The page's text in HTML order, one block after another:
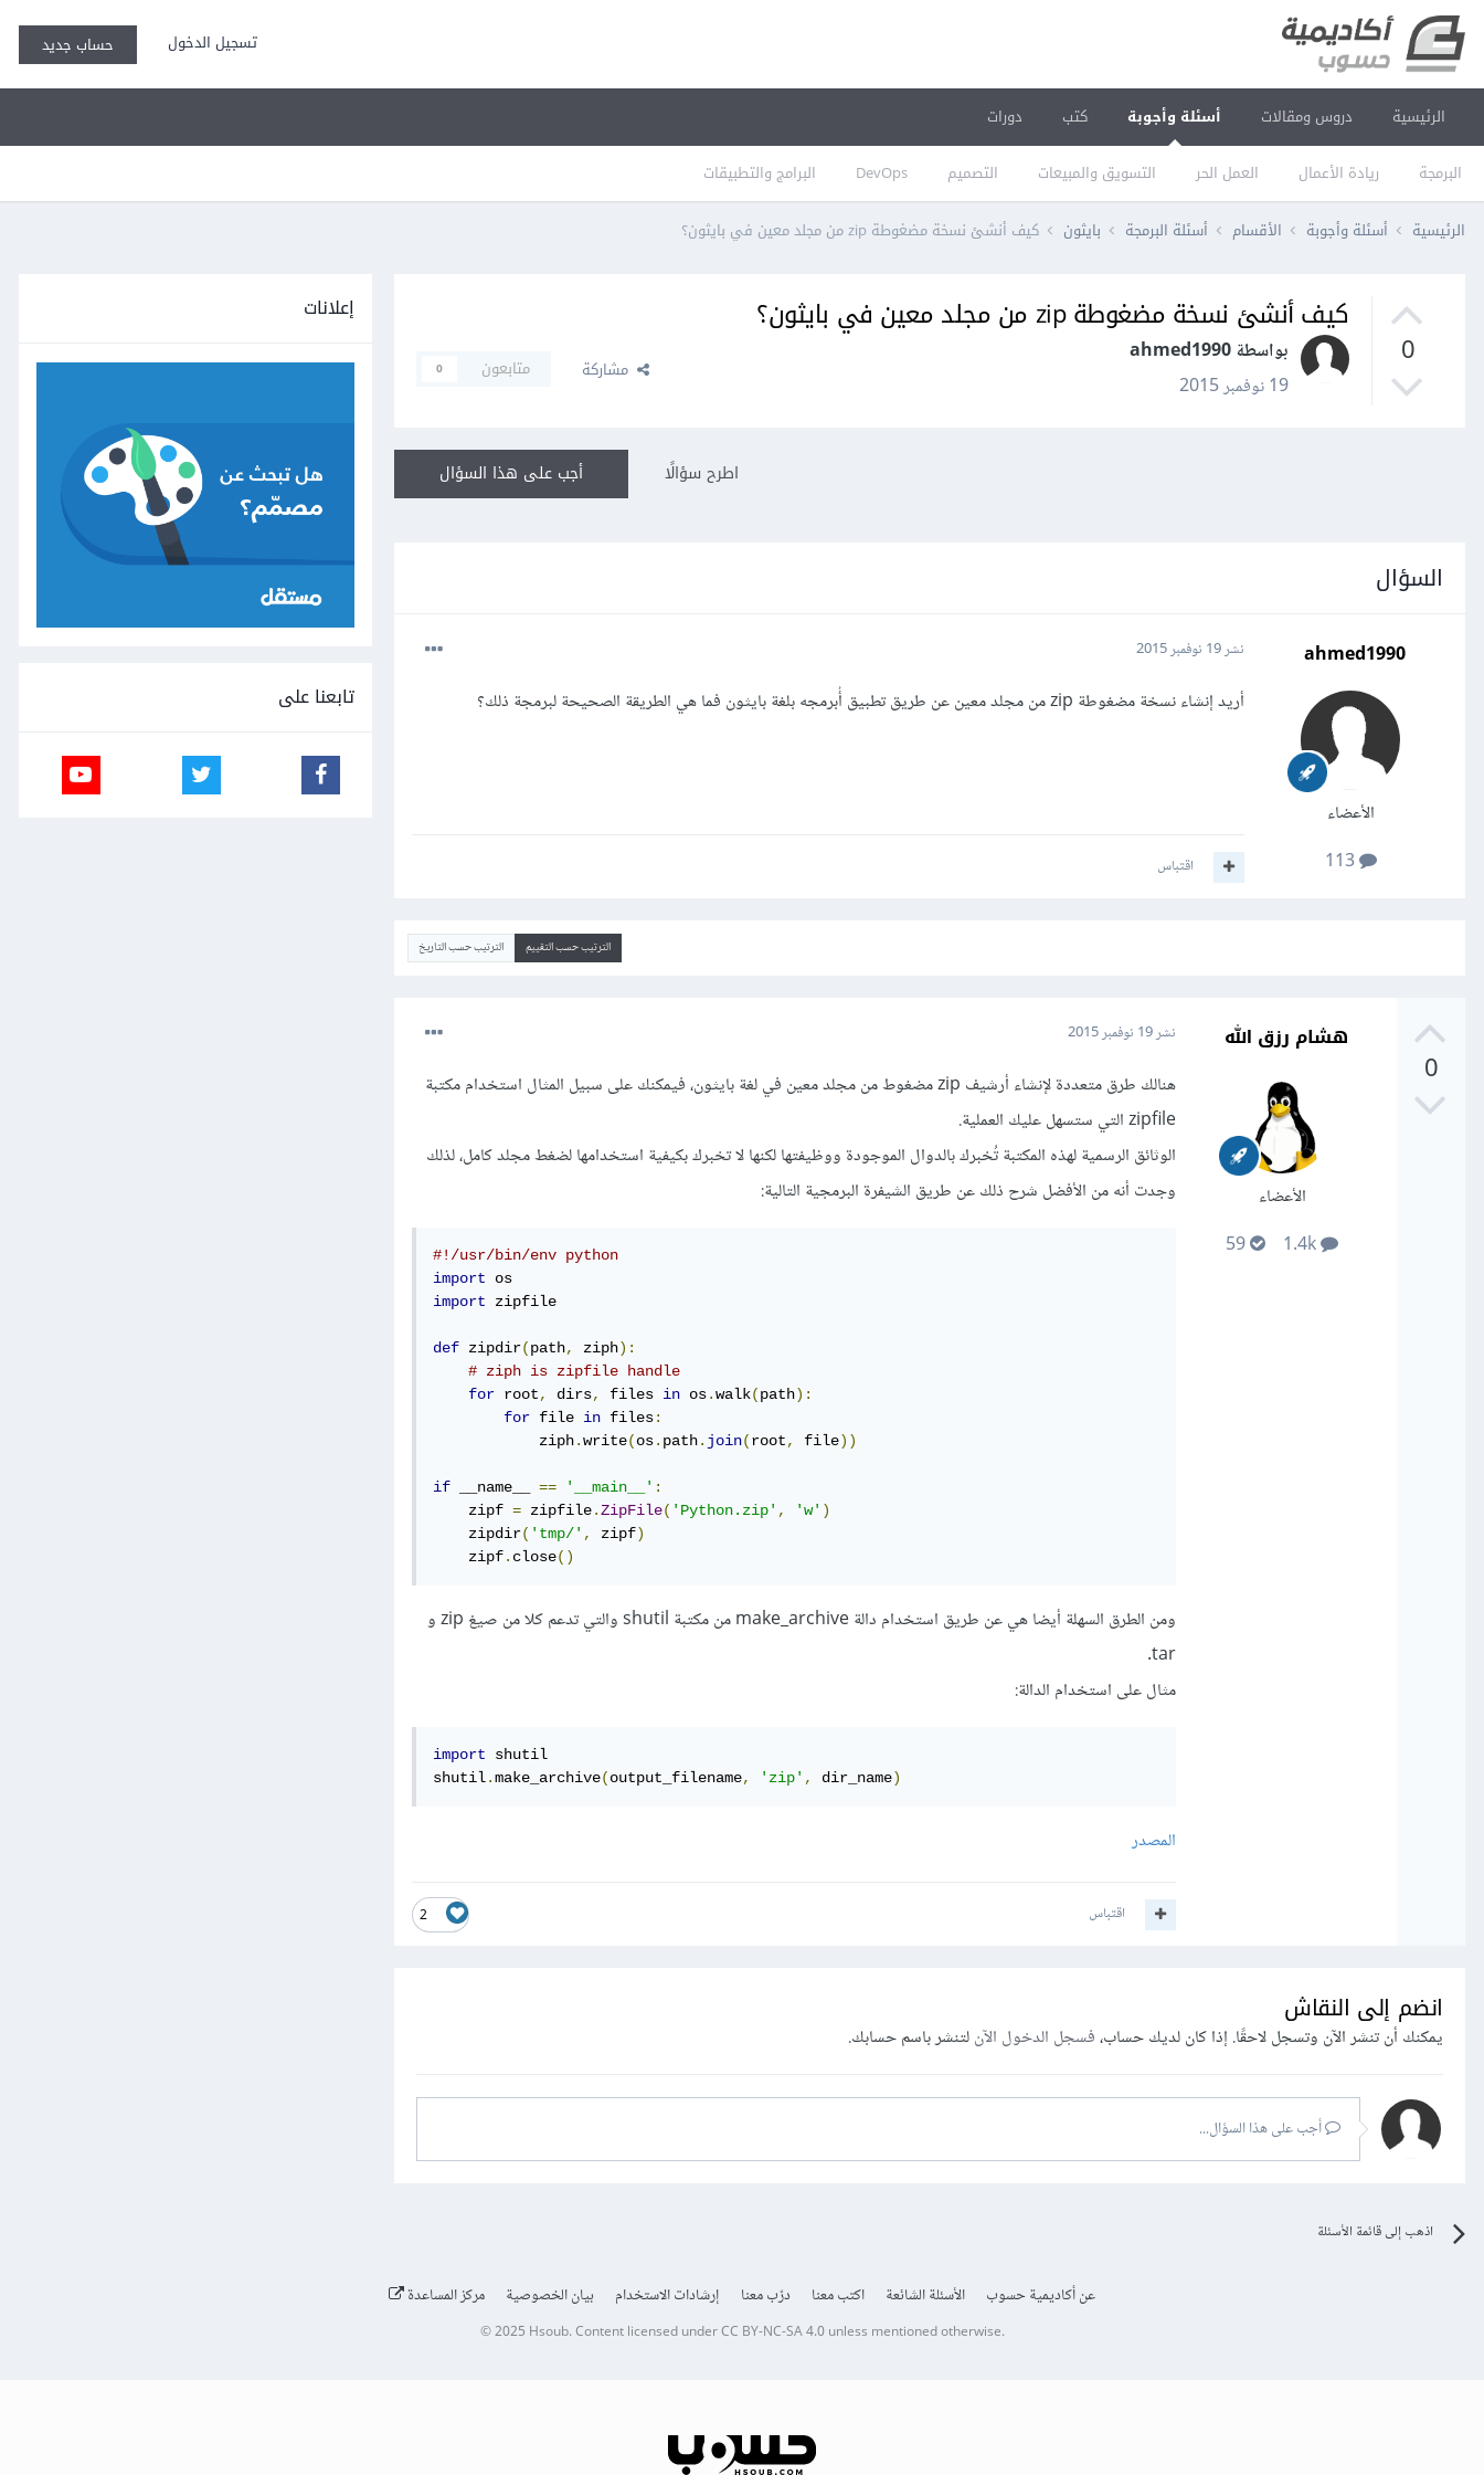
تسجيل الدخول حساب جديد
الرئيسية دروس ومقالات أسئلة وأجوبة
البرمجة ريادة الأعمال العمل الحر التسويق والمبيعات التصميم DevOps البرامج والتطبيقات
كتب دورات
الرئيسية أسئلة وأجوبة الأقسام أسئلة البرمجة بايثون كيف أنشئ نسخة مضغوطة zip من مجلد معين في بايثون؟
0
كيف أنشئ نسخة مضغوطة zip من مجلد معين في بايثون؟
بواسطة ahmed1990
19 نوفمبر 2015
مشاركة متابعون 0
أجب على هذا السؤال اطرح سؤالًا
السؤال
ahmed1990
الأعضاء
113
نشر19 نوفمبر 2015
أريد إنشاء نسخة مضغوطة zip من مجلد معين عن طريق تطبيق أُبرمجه بلغة بايثون فما هي الطريقة الصحيحة لبرمجة ذلك؟
اقتباس
الترتيب حسب التقييم الترتيب حسب التاريخ
0
هشام رزق الله
الأعضاء
نشر19 نوفمبر 2015
هنالك طرق متعددة لإنشاء أرشيف zip مضغوط من مجلد معين في لغة بايثون، فيمكنك على سبيل المثال استخدام مكتبة
zipfile التي ستسهل عليك العملية.
الوثائق الرسمية لهذه المكتبة تُخبرك بالدوال الموجودة ووظيفتها لكنها لا تخبرك بكيفية استخدامها لضغط مجلد كامل، لذلك
وجدت أنه من الأفضل شرح ذلك عن طريق الشيفرة البرمجية التالية:
#!/usr/bin/env python
import
import zipfile
def zipdir(path, ziph):
# ziph is zipfile handle
for root, dirs, files in os.walk(path):
for file in files:
            ziph
.write(os. path. join(root, file))
if __name__ == '__main__' :
    zipf
= zipfile.ZipFile( 'Python.zip' , 'w' )
    zipdir
( 'tmp/' , zipf)
    zipf
. close()
ومن الطرق السهلة أيضا هي عن طريق استخدام دالة make_archive من مكتبة shutil والتي تدعم كلا من صيغ zip و
tar.
مثال على استخدام الدالة:
import shutil
shutil.make_archive(output_filename, 'zip' , dir_name)
المصدر
2 اقتباس
انضم إلى النقاش
يمكنك أن تنشر الآن وتسجل لاحقًا. إذا كان لديك حساب،فسجل الدخول الآنلتنشر باسم حسابك.
أجب على هذا السؤال...
اذهب إلى قائمة الأسئلة
إعلانات
تابعنا على
عن أكاديمية حسوب الأسئلة الشائعة اكتب معنا درّب معنا إرشادات الاستخدام بيان الخصوصية مركز المساعدة
© 2025 Hsoub.Content licensed underCC BY-NC-SA 4.0unless mentioned otherwise.